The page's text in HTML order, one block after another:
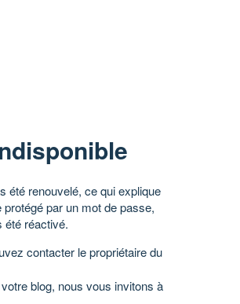
été renouvelé, ce qui explique
par un mot de passe,
été réactivé.
contacter le propriétaire du
blog, nous vous invitons à